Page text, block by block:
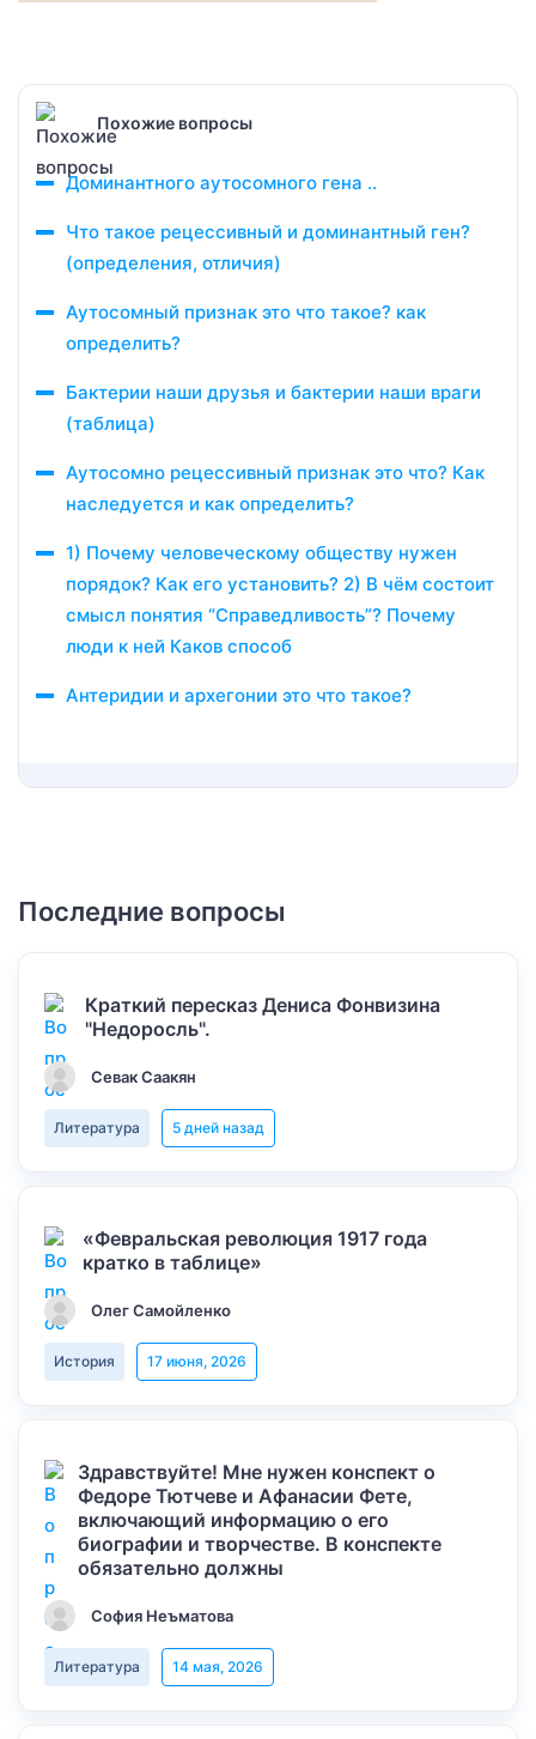
Похожие вопросы
Доминантного аутосомного гена ..
Что такое рецессивный и доминантный ген?
(определения, отличия)
Аутосомный признак это что такое? как
определить?
Бактерии наши друзья и бактерии наши враги
(таблица)
Аутосомно рецессивный признак это что? Как
наследуется и как определить?
1) Почему человеческому обществу нужен
порядок? Как его установить? 2) В чём состоит
смысл понятия “Справедливость”? Почему
люди к ней Каков способ
Антеридии и архегонии это что такое?
Последние вопросы
Краткий пересказ Дениса Фонвизина
"Недоросль".
Севак Саакян
Литература 5 дней назад
«Февральская революция 1917 года
кратко в таблице»
Олег Самойленко
История 17 июня, 2026
Здравствуйте! Мне нужен конспект о
Федоре Тютчеве и Афанасии Фете,
включающий информацию о его
биографии и творчестве. В конспекте
обязательно должны
София Неъматова
Литература 14 мая, 2026